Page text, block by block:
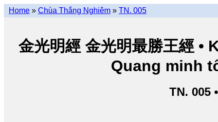
Home » Chùa Thắng Nghiêm » TN. 005
金光明經 金光明最勝王經
Quang minh
TN. 005